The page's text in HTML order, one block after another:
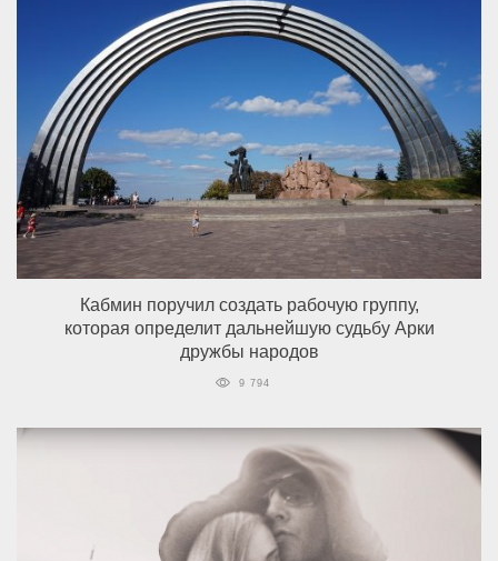
Кабмин поручил создать рабочую группу,
которая определит дальнейшую судьбу Арки
дружбы народов
9 794